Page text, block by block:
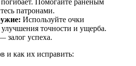
Помогайте раненым
патронами.
Используйте очки
точности и ущерба.
залог успеха.
как их исправить: